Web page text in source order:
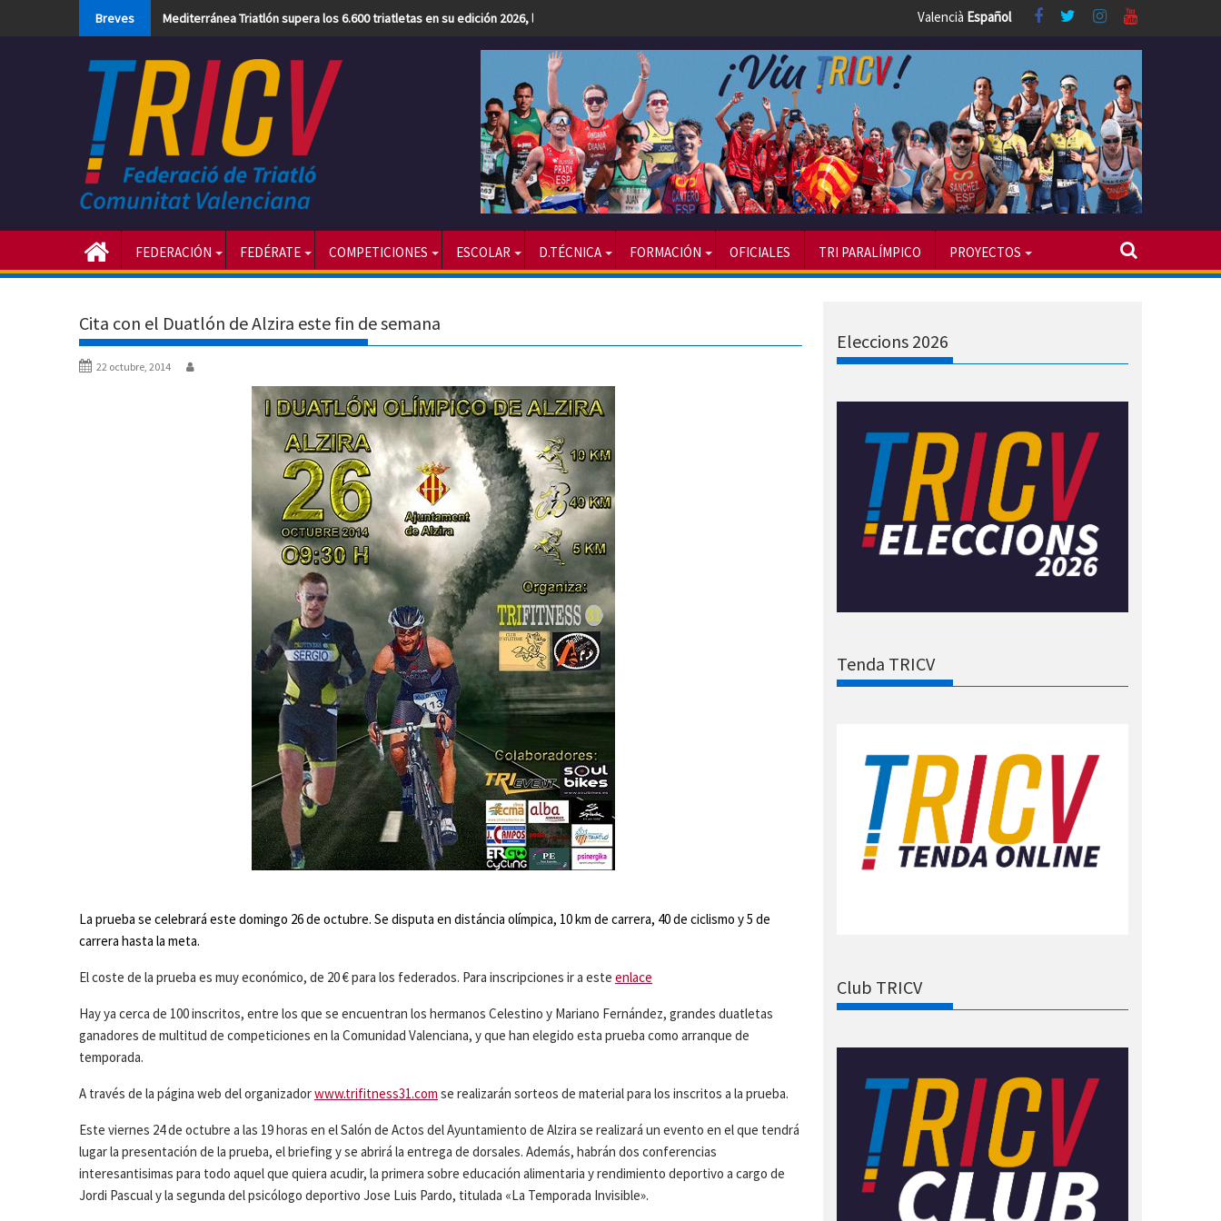
Breves Mediterránea Triatlón supera los 6.600 triatletas en su edición 2026, la más numerosa hasta la fecha Valencià Español
FEDERACIÓN FEDÉRATE COMPETICIONES ESCOLAR D.TÉCNICA FORMACIÓN OFICIALES TRI PARALÍMPICO PROYECTOS
Cita con el Duatlón de Alzira este fin de semana
22 octubre, 2014
La prueba se celebrará este domingo 26 de octubre. Se disputa en distáncia olímpica, 10 km de carrera, 40 de ciclismo y 5 de
carrera hasta la meta.
El coste de la prueba es muy económico, de 20 € para los federados. Para inscripciones ir a este enlace
Hay ya cerca de 100 inscritos, entre los que se encuentran los hermanos Celestino y Mariano Fernández, grandes duatletas
ganadores de multitud de competiciones en la Comunidad Valenciana, y que han elegido esta prueba como arranque de
temporada.
A través de la página web del organizadorwww.trifitness31.com se realizarán sorteos de material para los inscritos a la prueba.
Este viernes 24 de octubre a las 19 horas en el Salón de Actos del Ayuntamiento de Alzira se realizará un evento en el que tendrá
lugar la presentación de la prueba, el briefing y se abrirá la entrega de dorsales. Además, habrán dos conferencias
interesantisimas para todo aquel que quiera acudir, la primera sobre educación alimentaria y rendimiento deportivo a cargo de
Jordi Pascual y la segunda del psicólogo deportivo Jose Luis Pardo, titulada «La Temporada Invisible».
Eleccions 2026
Tenda TRICV
Club TRICV